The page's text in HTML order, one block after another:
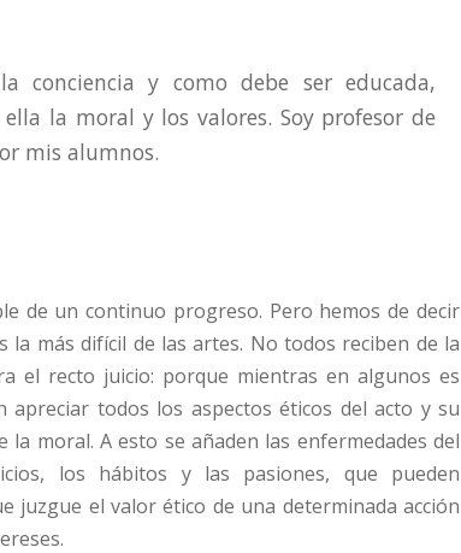
conciencia y como debe ser educada,
la moral y los valores. Soy profesor de
mis alumnos.
de un continuo progreso. Pero hemos de decir
la más difícil de las artes. No todos reciben de la
el recto juicio: porque mientras en algunos es
todos los aspectos éticos del acto y su
la moral. A esto se añaden las enfermedades del
los hábitos y las pasiones, que pueden
juzgue el valor ético de una determinada acción